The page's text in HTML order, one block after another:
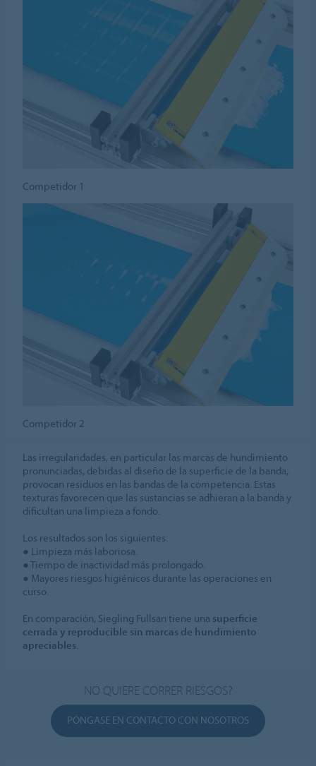
Competidor 1
Competidor 2
Las irregularidades, en particular las marcas de hundimiento
pronunciadas, debidas al diseño de la superficie de la banda,
provocan residuos en las bandas de la competencia. Estas
texturas favorecen que las sustancias se adhieran a la banda y
dificultan una limpieza a fondo.
Los resultados son los siguientes:
● Limpieza más laboriosa.
● Tiempo de inactividad más prolongado.
● Mayores riesgos higiénicos durante las operaciones en
curso.
En comparación, Siegling Fullsan tiene una superficie
cerrada y reproducible sin marcas de hundimiento
apreciables.
NO QUIERE CORRER RIESGOS?
PÓNGASE EN CONTACTO CON NOSOTROS